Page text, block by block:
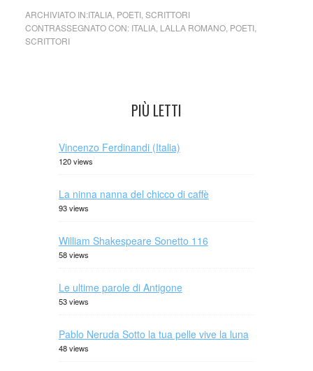
ARCHIVIATO IN:ITALIA, POETI, SCRITTORI
CONTRASSEGNATO CON: ITALIA, LALLA ROMANO, POETI,
SCRITTORI
PIÙ LETTI
Vincenzo Ferdinandi (Italia)
120 views
La ninna nanna del chicco di caffè
93 views
William Shakespeare Sonetto 116
58 views
Le ultime parole di Antigone
53 views
Pablo Neruda Sotto la tua pelle vive la luna
48 views